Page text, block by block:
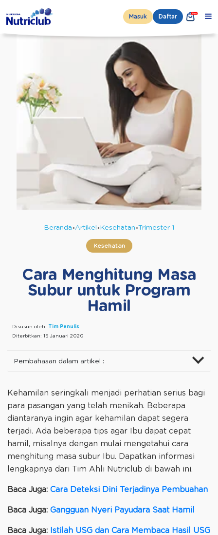
Masuk Daftar
Beranda Artikel Kesehatan Trimester 1
Kesehatan
Cara Menghitung Masa
Subur untuk Program
Hamil
Disusun oleh: Tim Penulis
Diterbitkan: 15 Januari 2020
Pembahasan dalam artikel :
Kehamilan seringkali menjadi perhatian serius bagi
para pasangan yang telah menikah. Beberapa
diantaranya ingin agar kehamilan dapat segera
terjadi. Ada beberapa tips agar Ibu dapat cepat
hamil, misalnya dengan mulai mengetahui cara
menghitung masa subur Ibu. Dapatkan informasi
lengkapnya dari Tim Ahli Nutriclub di bawah ini.
Baca Juga: Cara Deteksi Dini Terjadinya Pembuahan
Baca Juga: Gangguan Nyeri Payudara Saat Hamil
Baca Juga: Istilah USG dan Cara Membaca Hasil USG